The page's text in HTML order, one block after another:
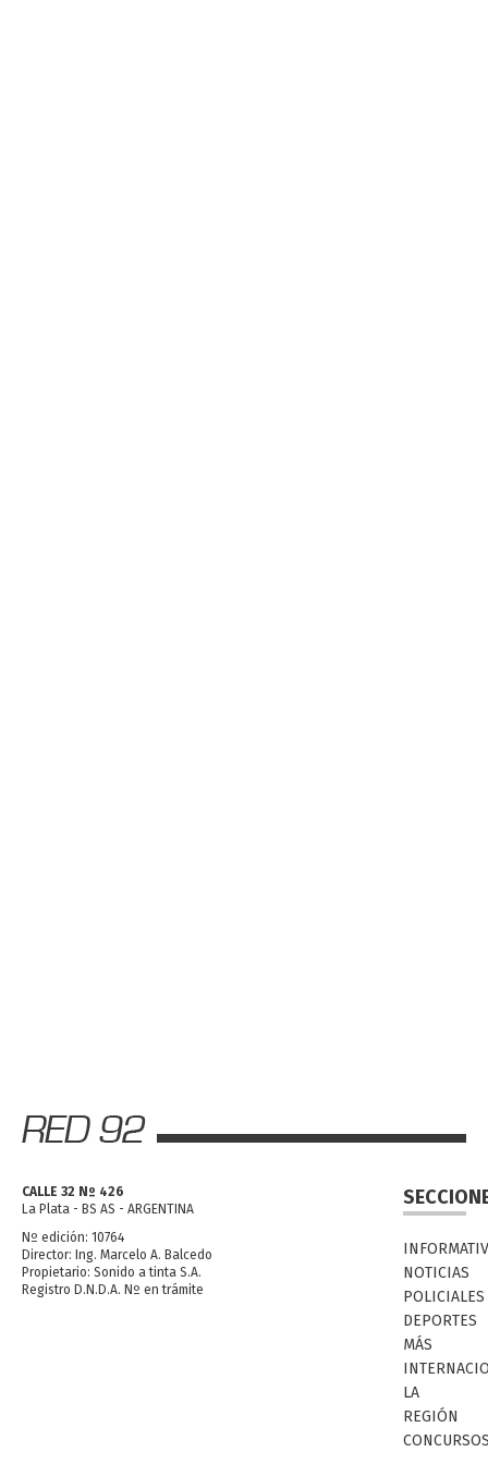
CALLE 32 Nº 426
La Plata - BS AS - ARGENTINA
Nº edición: 10764
Director: Ing. Marcelo A. Balcedo
Propietario: Sonido a tinta S.A.
Registro D.N.D.A. Nº en trámite
NOTICIAS
POLICIALES
DEPORTES
MÁS
LA
REGIÓN